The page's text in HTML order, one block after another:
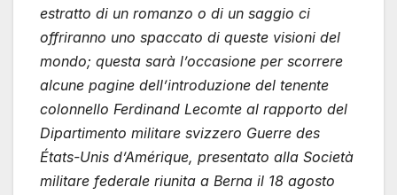
estratto di un romanzo o di un saggio ci
offriranno uno spaccato di queste visioni del
mondo; questa sarà l’occasione per scorrere
alcune pagine dell’introduzione del tenente
colonnello Ferdinand Lecomte al rapporto del
Dipartimento militare svizzero Guerre des
États-Unis d’Amérique, presentato alla Società
militare federale riunita a Berna il 18 agosto